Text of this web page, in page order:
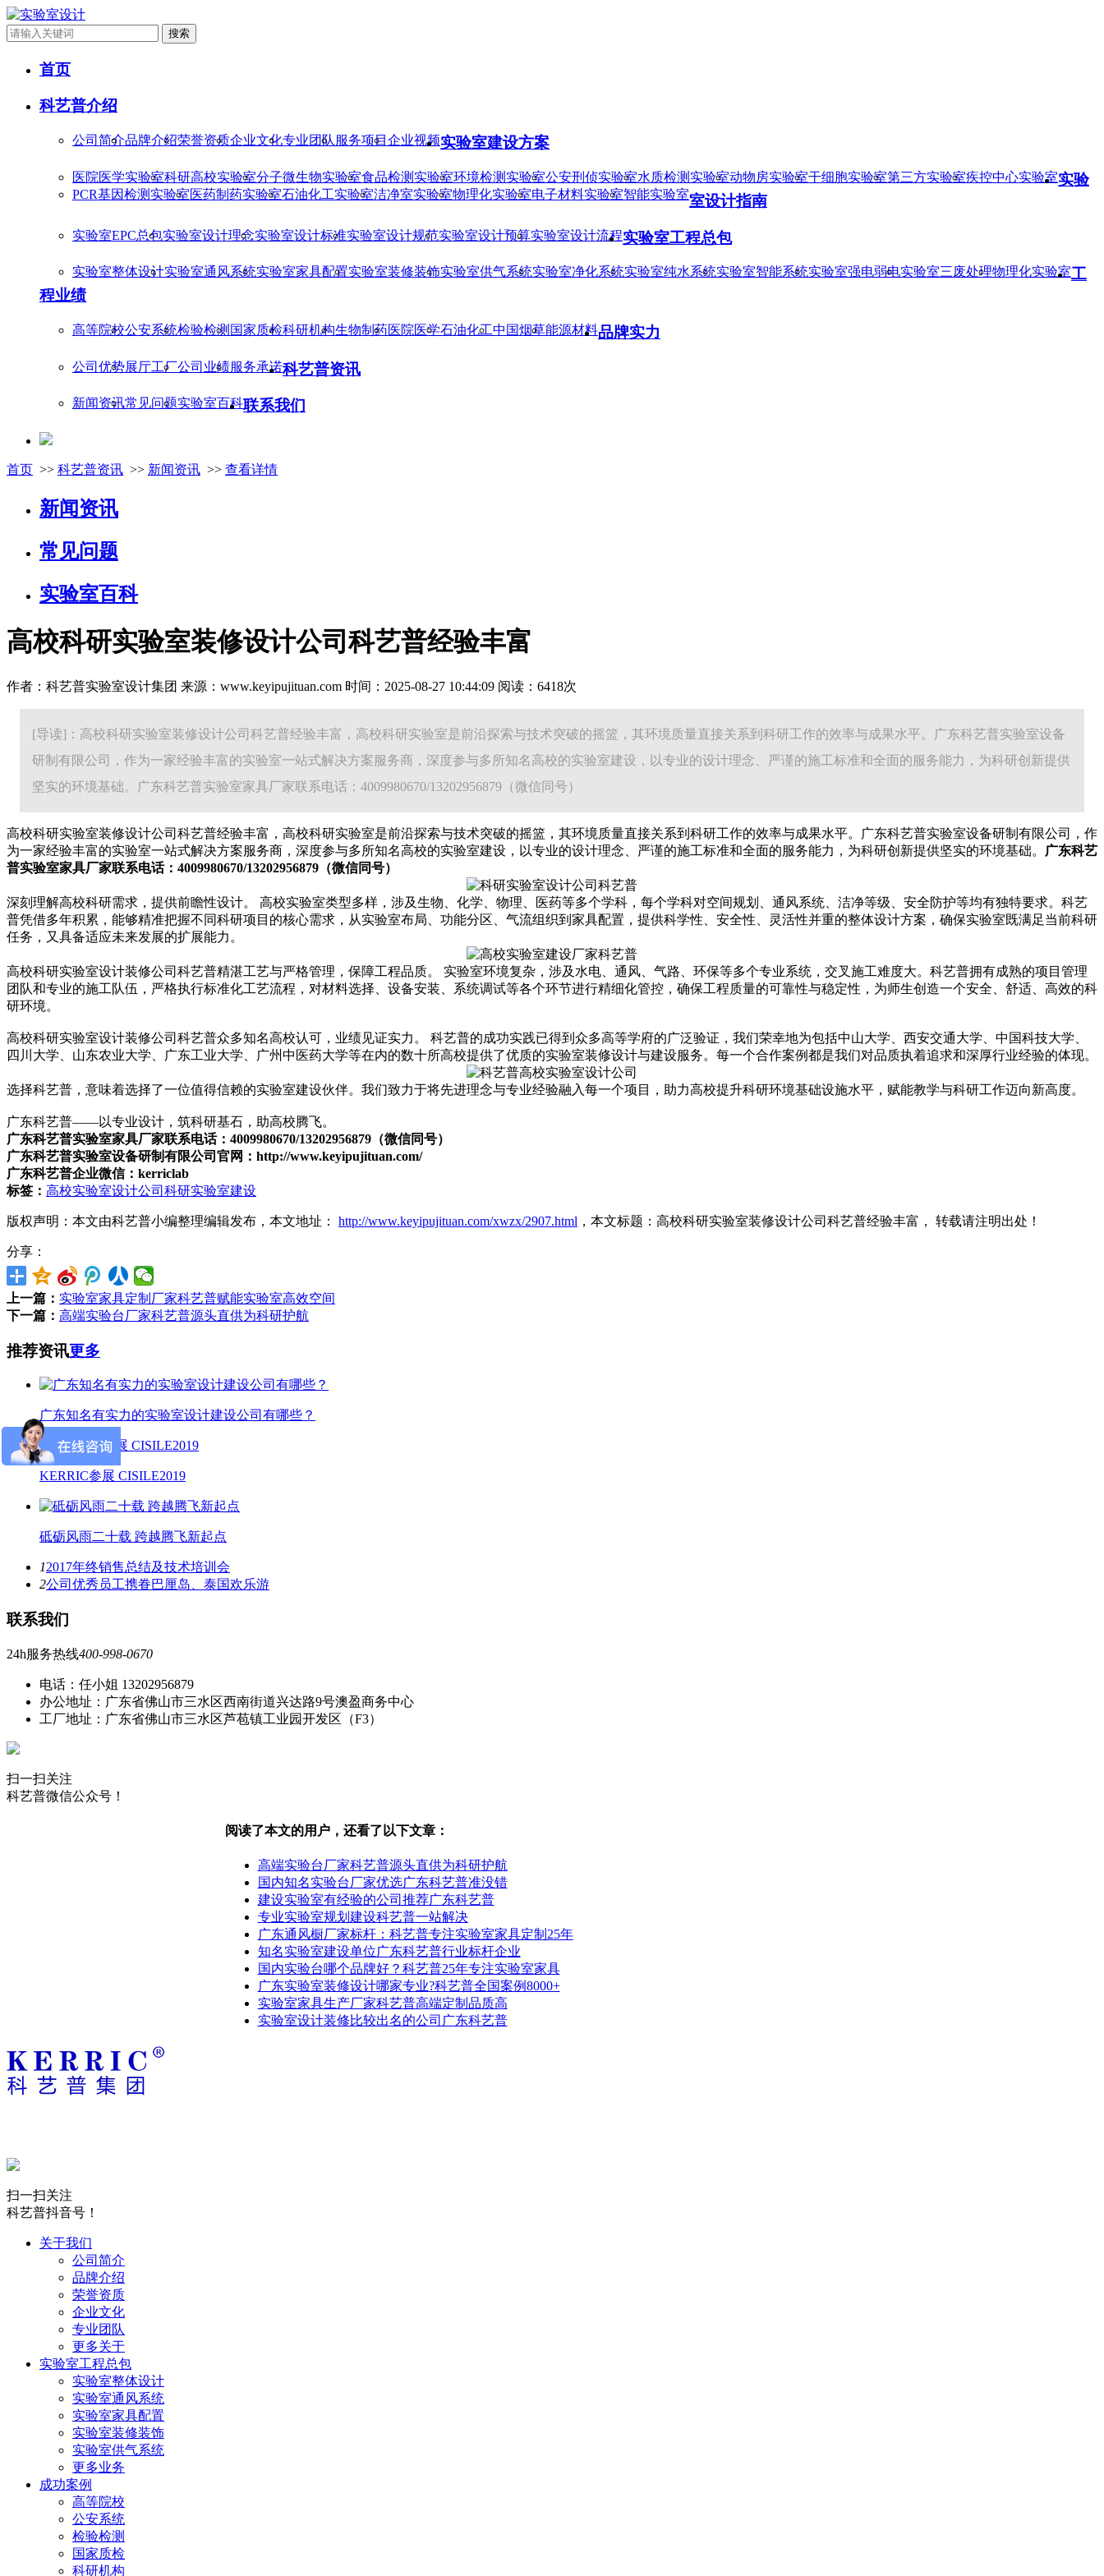
搜索
首页
科艺普介绍
公司简介品牌介绍荣誉资质企业文化专业团队 服务项目 企业视频实验室建设方案
医院医学实验室科研高校实验室分子微生物实验室食品检测实验室环境检测实验室公安刑侦实验室水质检测实验室动物房实验室干细胞实验室第三方实验室疾控中心实验室
PCR基因检测实验室医药制药实验室石油化工实验室洁净室实验室物理化实验室电子材料实验室智能实验室
实验
室设计指南
实验室EPC总包实验室设计理念实验室设计标准实验室设计规范实验室设计预算实验室设计流程实验室工程总包
实验室整体设计实验室通风系统实验室家具配置实验室装修装饰实验室供气系统实验室净化系统实验室纯水系统实验室智能系统实验室强电弱电实验室三废处理物理化实验室工
程业绩
高等院校公安系统检验检测 国家质检科研机构生物制药医院医学石油化工中国烟草能源材料品牌实力
公司优势展厅工厂公司业绩服务承诺科艺普资讯
新闻资讯常见问题实验室百科联系我们
首页 >> 科艺普资讯 >> 新闻资讯 >> 查看详情
新闻资讯
常见问题
实验室百科
高校科研实验室装修设计公司科艺普经验丰富
作者：科艺普实验室设计集团 来源：www.keyipujituan.com 时间：2025-08-27 10:44:09 阅读：6418次
[导读]：高校科研实验室装修设计公司科艺普经验丰富，高校科研实验室是前沿探索与技术突破的摇篮，其环境质量直接关系到科研工作的效率与成果水平。广东科艺普实验室设备
研制有限公司，作为一家经验丰富的实验室一站式解决方案服务商，深度参与多所知名高校的实验室建设，以专业的设计理念、严谨的施工标准和全面的服务能力，为科研创新提供
坚实的环境基础。广东科艺普实验室家具厂家联系电话：4009980670/13202956879（微信同号）
高校科研实验室装修设计公司科艺普经验丰富，高校科研实验室是前沿探索与技术突破的摇篮，其环境质量直接关系到科研工作的效率与成果水平。广东科艺普实验室设备研制有限公司，作
为一家经验丰富的实验室一站式解决方案服务商，深度参与多所知名高校的实验室建设，以专业的设计理念、严谨的施工标准和全面的服务能力，为科研创新提供坚实的环境基础。
广东科艺
普实验室家具厂家联系电话：4009980670/13202956879（微信同号）
深刻理解高校科研需求，提供前瞻性设计。 高校实验室类型多样，涉及生物、化学、物理、医药等多个学科，每个学科对空间规划、通风系统、洁净等级、安全防护等均有独特要求。科艺
普凭借多年积累，能够精准把握不同科研项目的核心需求，从实验室布局、功能分区、气流组织到家具配置，提供科学性、安全性、灵活性并重的整体设计方案，确保实验室既满足当前科研
任务，又具备适应未来发展的扩展能力。
高校科研实验室设计装修公司科艺普精湛工艺与严格管理，保障工程品质。 实验室环境复杂，涉及水电、通风、气路、环保等多个专业系统，交叉施工难度大。科艺普拥有成熟的项目管理
团队和专业的施工队伍，严格执行标准化工艺流程，对材料选择、设备安装、系统调试等各个环节进行精细化管控，确保工程质量的可靠性与稳定性，为师生创造一个安全、舒适、高效的科
研环境。
高校科研实验室设计装修公司科艺普众多知名高校认可，业绩见证实力。 科艺普的成功实践已得到众多高等学府的广泛验证，我们荣幸地为包括中山大学、西安交通大学、中国科技大学、
四川大学、山东农业大学、广东工业大学、广州中医药大学等在内的数十所高校提供了优质的实验室装修设计与建设服务。每一个合作案例都是我们对品质执着追求和深厚行业经验的体现。
选择科艺普，意味着选择了一位值得信赖的实验室建设伙伴。我们致力于将先进理念与专业经验融入每一个项目，助力高校提升科研环境基础设施水平，赋能教学与科研工作迈向新高度。
广东科艺普——以专业设计，筑科研基石，助高校腾飞。
广东科艺普实验室家具厂家联系电话：4009980670/13202956879（微信同号）
广东科艺普实验室设备研制有限公司官网：http://www.keyipujituan.com/
广东科艺普企业微信：kerriclab
标签： 高校实验室设计公司 科研实验室建设
版权声明：本文由科艺普小编整理编辑发布，本文地址： http://www.keyipujituan.com/xwzx/2907.html ，本文标题：高校科研实验室装修设计公司科艺普经验丰富， 转载请注明出处！
分享：
上一篇： 实验室家具定制厂家科艺普赋能实验室高效空间
下一篇： 高端实验台厂家科艺普源头直供为科研护航
推荐资讯更多
广东知名有实力的实验室设计建设公司有哪些？
KERRIC参展 CISILE2019
砥砺风雨二十载 跨越腾飞新起点
12017年终销售总结及技术培训会
2公司优秀员工携眷巴厘岛、泰国欢乐游
联系我们
24h服务热线400-998-0670
电话：任小姐 13202956879
办公地址：广东省佛山市三水区西南街道兴达路9号澳盈商务中心
工厂地址：广东省佛山市三水区芦苞镇工业园开发区（F3）
扫一扫关注
科艺普微信公众号！
阅读了本文的用户，还看了以下文章：
高端实验台厂家科艺普源头直供为科研护航
国内知名实验台厂家优选广东科艺普准没错
建设实验室有经验的公司推荐广东科艺普
专业实验室规划建设科艺普一站解决
广东通风橱厂家标杆：科艺普专注实验室家具定制25年
知名实验室建设单位广东科艺普行业标杆企业
国内实验台哪个品牌好？科艺普25年专注实验室家具
广东实验室装修设计哪家专业?科艺普全国案例8000+
实验室家具生产厂家科艺普高端定制品质高
实验室设计装修比较出名的公司广东科艺普
扫一扫关注
科艺普抖音号！
关于我们
公司简介
品牌介绍
荣誉资质
企业文化
专业团队
更多关于
实验室工程总包
实验室整体设计
实验室通风系统
实验室家具配置
实验室装修装饰
实验室供气系统
更多业务
成功案例
高等院校
公安系统
检验检测
国家质检
科研机构